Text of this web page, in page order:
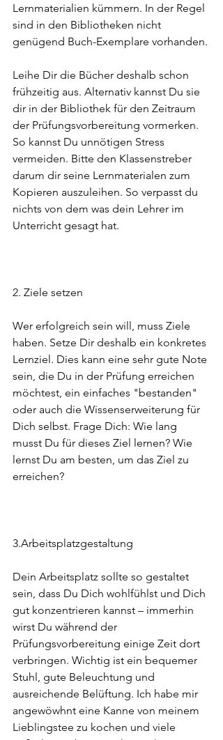
Lernmaterialien kümmern. In der Regel
sind in den Bibliotheken nicht
genügend Buch-Exemplare vorhanden.
Leihe Dir die Bücher deshalb schon
frühzeitig aus. Alternativ kannst Du sie
dir in der Bibliothek für den Zeitraum
der Prüfungsvorbereitung vormerken.
So kannst Du unnötigen Stress
vermeiden. Bitte den Klassenstreber
darum dir seine Lernmaterialen zum
Kopieren auszuleihen. So verpasst du
nichts von dem was dein Lehrer im
Unterricht gesagt hat.
2. Ziele setzen
Wer erfolgreich sein will, muss Ziele
haben. Setze Dir deshalb ein konkretes
Lernziel. Dies kann eine sehr gute Note
sein, die Du in der Prüfung erreichen
möchtest, ein einfaches "bestanden"
oder auch die Wissenserweiterung für
Dich selbst. Frage Dich: Wie lang
musst Du für dieses Ziel lernen? Wie
lernst Du am besten, um das Ziel zu
erreichen?
3.Arbeitsplatzgestaltung
Dein Arbeitsplatz sollte so gestaltet
sein, dass Du Dich wohlfühlst und Dich
gut konzentrieren kannst – immerhin
wirst Du während der
Prüfungsvorbereitung einige Zeit dort
verbringen. Wichtig ist ein bequemer
Stuhl, gute Beleuchtung und
ausreichende Belüftung. Ich habe mir
angewöwhnt eine Kanne von meinem
Lieblingstee zu kochen und viele